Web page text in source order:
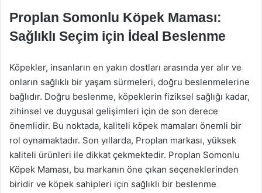
Proplan Somonlu Köpek Maması:
Sağlıklı Seçim için İdeal Beslenme
Köpekler, insanların en yakın dostları arasında yer alır ve
onların sağlıklı bir yaşam sürmeleri, doğru beslenmelerine
bağlıdır. Doğru beslenme, köpeklerin fiziksel sağlığı kadar,
zihinsel ve duygusal gelişimleri için de son derece
önemlidir. Bu noktada, kaliteli köpek mamaları önemli bir
rol oynamaktadır. Son yıllarda, Proplan markası, yüksek
kaliteli ürünleri ile dikkat çekmektedir. Proplan Somonlu
Köpek Maması, bu markanın öne çıkan seçeneklerinden
biridir ve köpek sahipleri için sağlıklı bir beslenme